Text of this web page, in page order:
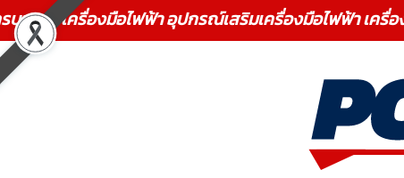
บวงจร เครื่องมือไฟฟ้า อุปกรณ์เสริมเครื่องมือไฟฟ้า เค